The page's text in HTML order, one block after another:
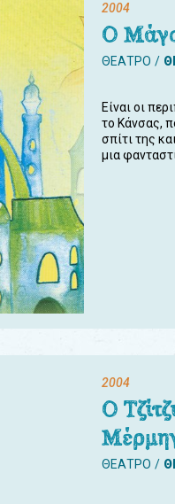
2004
Ο
ΘΕΑΤΡΟ
Είναι οι
το Κάνσας,
σπίτι της
μια
2004
Ο
ΘΕΑΤΡΟ